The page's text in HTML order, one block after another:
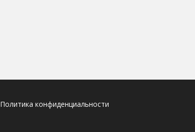
Политика конфиденциальности